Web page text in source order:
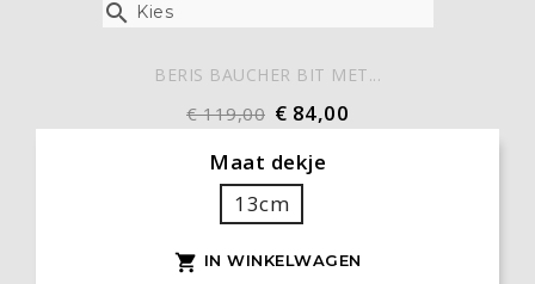
 Kies
BERIS BAUCHER BIT MET...
€ 119,00 € 84,00
Maat dekje
13cm
 IN WINKELWAGEN